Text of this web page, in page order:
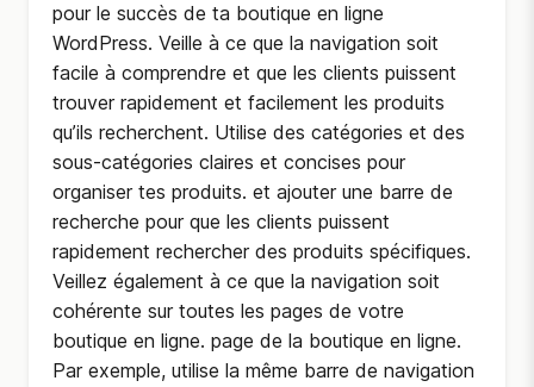
pour le succès de ta boutique en ligne
WordPress. Veille à ce que la navigation soit
facile à comprendre et que les clients puissent
trouver rapidement et facilement les produits
qu’ils recherchent. Utilise des catégories et des
sous-catégories claires et concises pour
organiser tes produits. et ajouter une barre de
recherche pour que les clients puissent
rapidement rechercher des produits spécifiques.
Veillez également à ce que la navigation soit
cohérente sur toutes les pages de votre
boutique en ligne. page de la boutique en ligne.
Par exemple, utilise la même barre de navigation